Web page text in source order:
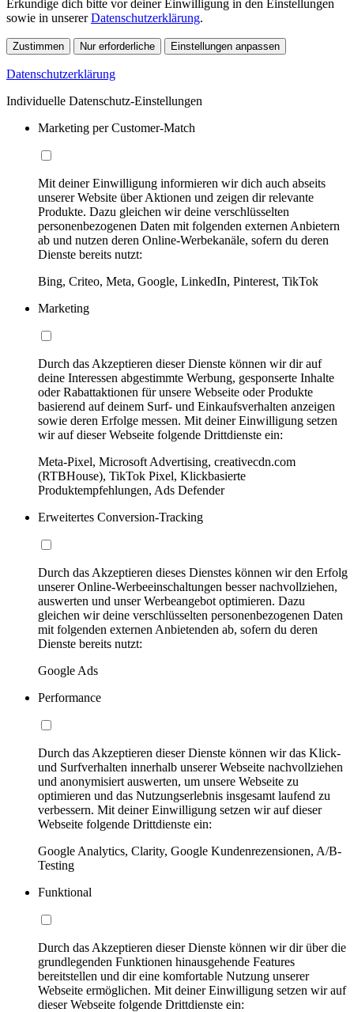
Erkundige dich bitte vor deiner Einwilligung in den Einstellungen
sowie in unsererDatenschutzerklärung.
Zustimmen Nur erforderliche Einstellungen anpassen
Datenschutzerklärung
Individuelle Datenschutz-Einstellungen
Marketing per Customer-Match
Mit deiner Einwilligung informieren wir dich auch abseits
unserer Website über Aktionen und zeigen dir relevante
Produkte. Dazu gleichen wir deine verschlüsselten
personenbezogenen Daten mit folgenden externen Anbietern
ab und nutzen deren Online-Werbekanäle, sofern du deren
Dienste bereits nutzt:
Bing, Criteo, Meta, Google, LinkedIn, Pinterest, TikTok
Marketing
Durch das Akzeptieren dieser Dienste können wir dir auf
deine Interessen abgestimmte Werbung, gesponserte Inhalte
oder Rabattaktionen für unsere Webseite oder Produkte
basierend auf deinem Surf- und Einkaufsverhalten anzeigen
sowie deren Erfolge messen. Mit deiner Einwilligung setzen
wir auf dieser Webseite folgende Drittdienste ein:
Meta-Pixel, Microsoft Advertising, creativecdn.com
(RTBHouse), TikTok Pixel, Klickbasierte
Produktempfehlungen, Ads Defender
Erweitertes Conversion-Tracking
Durch das Akzeptieren dieses Dienstes können wir den Erfolg
unserer Online-Werbeeinschaltungen besser nachvollziehen,
auswerten und unser Werbeangebot optimieren. Dazu
gleichen wir deine verschlüsselten personenbezogenen Daten
mit folgenden externen Anbietenden ab, sofern du deren
Dienste bereits nutzt:
Google Ads
Performance
Durch das Akzeptieren dieser Dienste können wir das Klick-
und Surfverhalten innerhalb unserer Webseite nachvollziehen
und anonymisiert auswerten, um unsere Webseite zu
optimieren und das Nutzungserlebnis insgesamt laufend zu
verbessern. Mit deiner Einwilligung setzen wir auf dieser
Webseite folgende Drittdienste ein:
Google Analytics, Clarity, Google Kundenrezensionen, A/B-
Testing
Funktional
Durch das Akzeptieren dieser Dienste können wir dir über die
grundlegenden Funktionen hinausgehende Features
bereitstellen und dir eine komfortable Nutzung unserer
Webseite ermöglichen. Mit deiner Einwilligung setzen wir auf
dieser Webseite folgende Drittdienste ein: